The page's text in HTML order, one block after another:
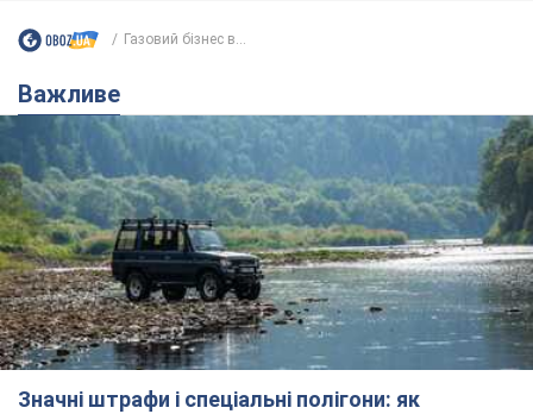
Газовий бізнес в...
Важливе
Значні штрафи і спеціальні полігони: як